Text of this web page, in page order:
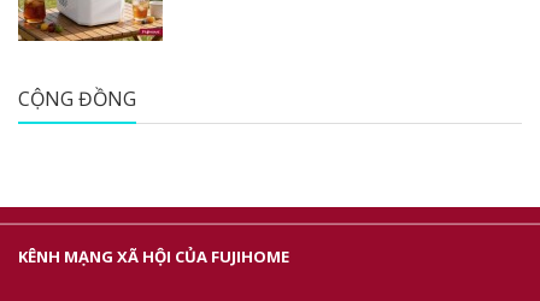
CỘNG ĐỒNG
KÊNH MẠNG XÃ HỘI CỦA FUJIHOME